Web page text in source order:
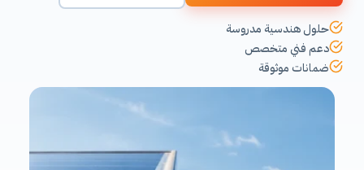
حلول هندسية مدروسة
دعم فني متخصص
ضمانات موثوقة